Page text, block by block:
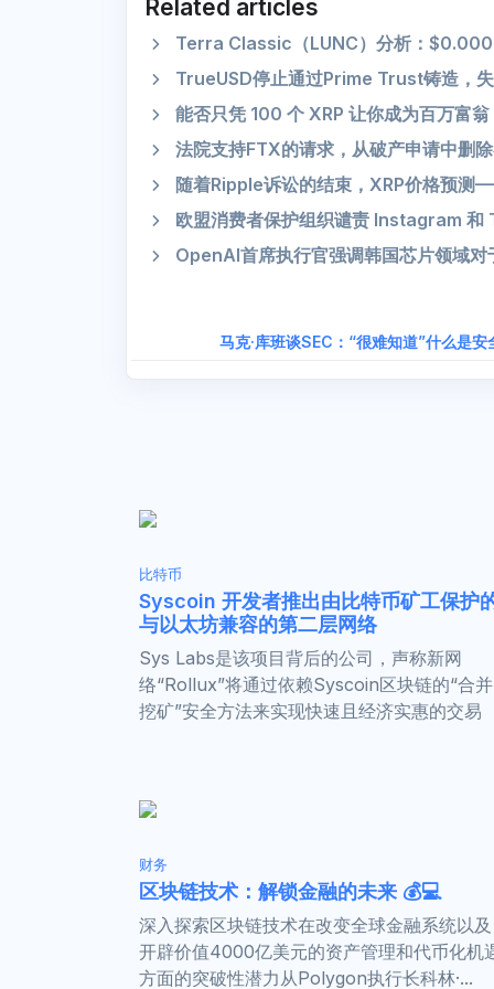
Related articles
Terra Classic（LUNC）分析：
TrueUSD停止通过Prime Trust铸造，
能否只凭 100 个 XRP 让你成为百万富
法院支持FTX的请求，从破产申请中删
随着Ripple诉讼的结束，XRP价格预
欧盟消费者保护组织谴责 Instagram 和
OpenAI首席执行官强调韩国芯片领域
马克·库班谈SEC：“很难知道”什么是安
比特币
Syscoin 开发者推出由比特币矿工保护
与以太坊兼容的第二层网络
Sys Labs是该项目背后的公司，声称新网
络“Rollux”将通过依赖Syscoin区块链的“合并
挖矿”安全方法来实现快速且经济实惠的交易
财务
区块链技术：解锁金融的未来 💰💻
深入探索区块链技术在改变全球金融系统以及
开辟价值4000亿美元的资产管理和代币化机
方面的突破性潜力从Polygon执行长科林·...